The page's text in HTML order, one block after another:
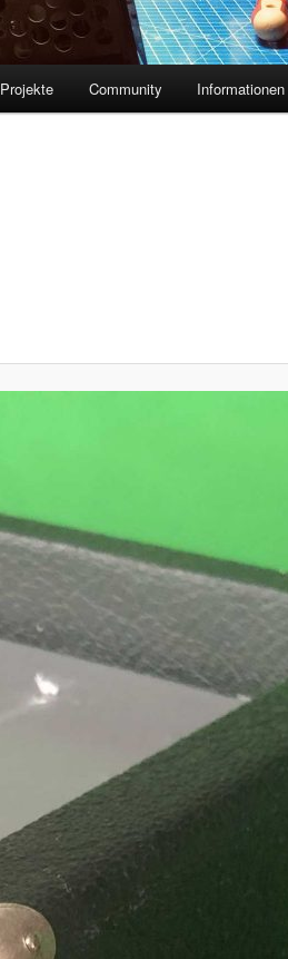
Projekte Community Informationen